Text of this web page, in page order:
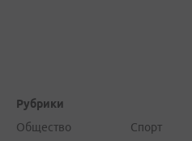
Рубрики
Общество
Спорт